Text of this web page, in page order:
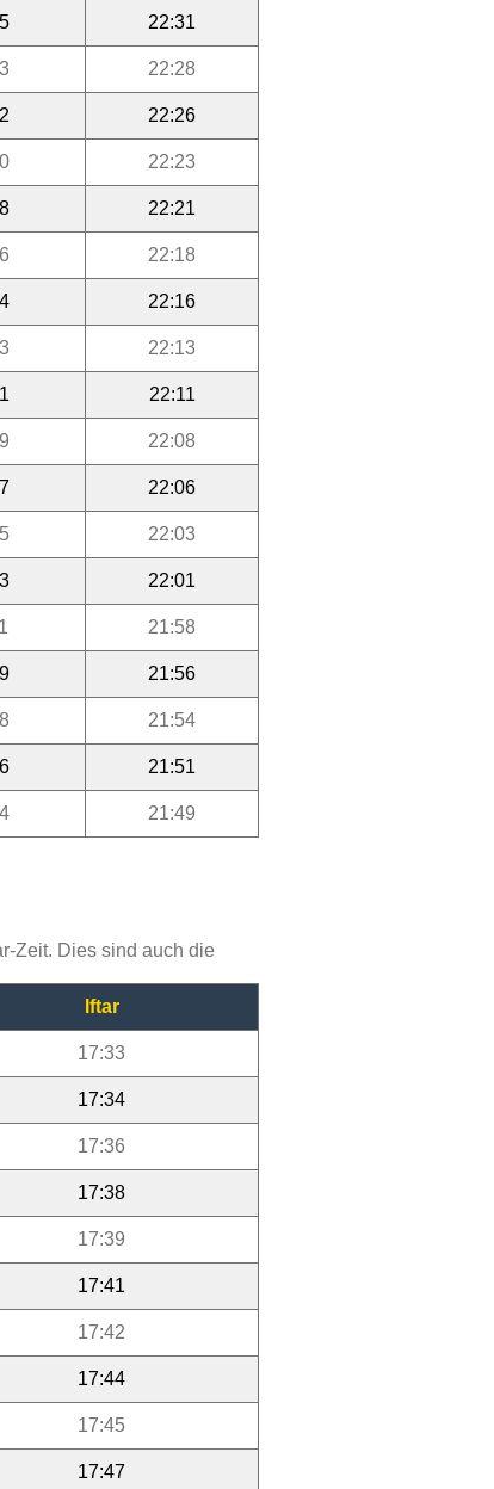
22:31
22:28
22:26
22:23
22:21
22:18
22:16
22:13
22:11
22:08
22:06
22:03
22:01
21:58
21:56
21:54
21:51
21:49
Zeit. Dies sind auch die
Iftar
17:33
17:34
17:36
17:38
17:39
17:41
17:42
17:44
17:45
17:47